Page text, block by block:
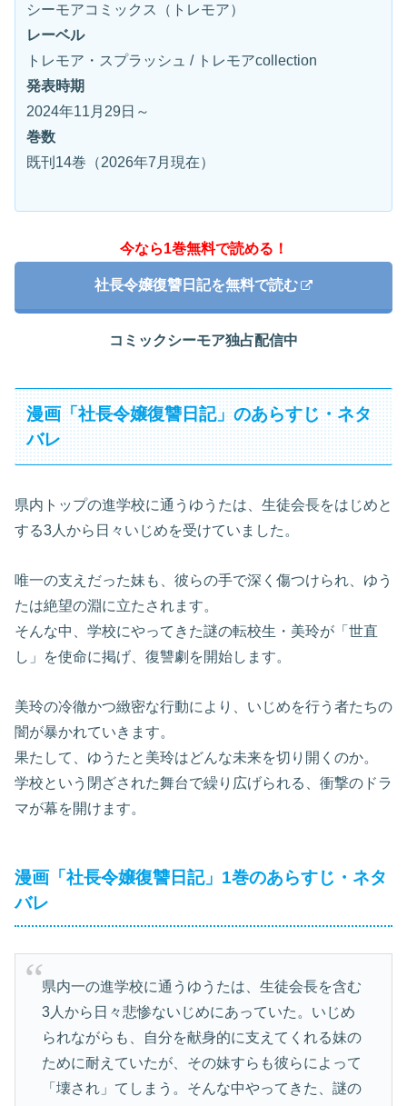
シーモアコミックス（トレモア）
レーベル
トレモア・スプラッシュ / トレモアcollection
発表時期
2024年11月29日～
巻数
既刊14巻（2026年7月現在）
今なら1巻無料で読める！
社長令嬢復讐日記を無料で読む
コミックシーモア独占配信中
漫画「社長令嬢復讐日記」のあらすじ・ネタ
バレ
県内トップの進学校に通うゆうたは、生徒会長をはじめと
する3人から日々いじめを受けていました。
唯一の支えだった妹も、彼らの手で深く傷つけられ、ゆう
たは絶望の淵に立たされます。
そんな中、学校にやってきた謎の転校生・美玲が「世直
し」を使命に掲げ、復讐劇を開始します。
美玲の冷徹かつ緻密な行動により、いじめを行う者たちの
闇が暴かれていきます。
果たして、ゆうたと美玲はどんな未来を切り開くのか。
学校という閉ざされた舞台で繰り広げられる、衝撃のドラ
マが幕を開けます。
漫画「社長令嬢復讐日記」1巻のあらすじ・ネタ
バレ
県内一の進学校に通うゆうたは、生徒会長を含む
3人から日々悲惨ないじめにあっていた。いじめ
られながらも、自分を献身的に支えてくれる妹の
ために耐えていたが、その妹すらも彼らによって
「壊され」てしまう。そんな中やってきた、謎の